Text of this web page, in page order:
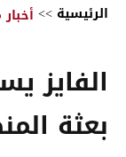
الرئيسية >>
الفايز
بعثة